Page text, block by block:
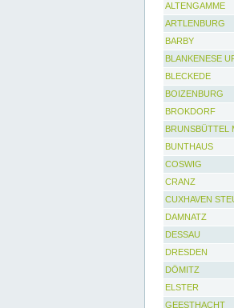
ALTENGAMME
ARTLENBURG
BARBY
BLANKENESE
BLECKEDE
BOIZENBURG
BROKDORF
BRUNSBÜTTEL
BUNTHAUS
COSWIG
CRANZ
CUXHAVEN
DAMNATZ
DESSAU
DRESDEN
DÖMITZ
ELSTER
GEESTHACHT